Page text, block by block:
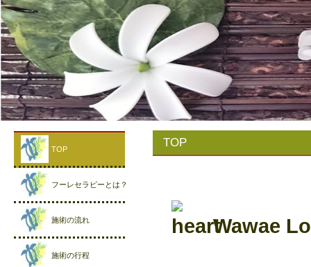
TOP
Wawae
TOP
フーレセラピーとは？
施術の流れ
施術の行程